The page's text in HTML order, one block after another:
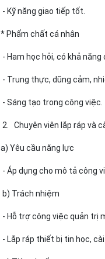
- Kỹ năng giao tiếp tốt.
* Phẩm chất cá nhân
- Ham học hỏi, có khả
- Trung thực, dũng cảm,
- Sáng tạo trong công việc.
2. Chuyên viên lắp ráp và
a) Yêu cầu năng lực
- Áp dụng cho mô tả công
b) Trách nhiệm
- Hỗ trợ công việc quản trị
- Lắp ráp thiết bị tin học,